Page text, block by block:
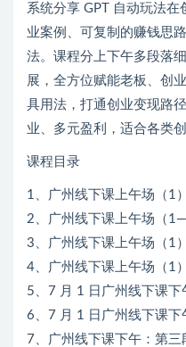
系统分享 GPT 自动玩法在
业案例、可复制的赚钱思
法。课程分上下午多段落
展，全方位赋能老板、创
具用法，打通创业变现路
业、多元盈利，适合各类
课程目录
1、广州线下课上午场（1
2、广州线下课上午场（
3、广州线下课上午场（1
4、广州线下课上午场（1
5、7 月 1 日广州线下课下
6、7 月 1 日广州线下课下
7、广州线下课下午：第三